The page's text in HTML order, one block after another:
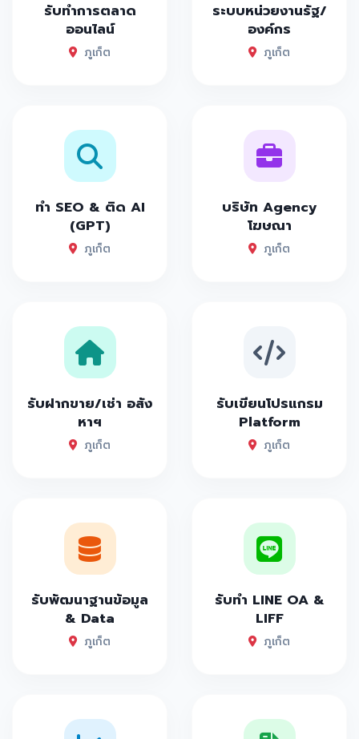
รับทำการตลาด
ออนไลน์
ภูเก็ต
ระบบหน่วยงานรัฐ/
องค์กร
ภูเก็ต
ทำ SEO & ติด AI
(GPT)
ภูเก็ต
บริษัท Agency
โฆษณา
ภูเก็ต
รับฝากขาย/เช่า อสัง
หาฯ
ภูเก็ต
รับเขียนโปรแกรม
Platform
ภูเก็ต
รับพัฒนาฐานข้อมูล
& Data
ภูเก็ต
รับทำ LINE OA &
LIFF
ภูเก็ต